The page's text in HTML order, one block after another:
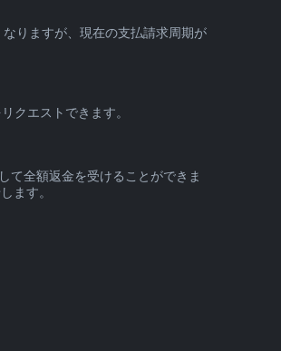
りますが、現在の支払請求周期が
クエストできます。
て全額返金を受けることができま
ます。